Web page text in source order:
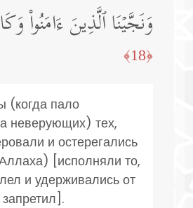
وَنَجَّیۡنَا ٱلَّذِینَ ءَامَنُوا۟
﴿18﴾
(когда пало
неверующих) тех,
и остерегались
[исполняли то,
и удерживались от